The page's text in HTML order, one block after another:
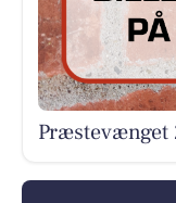
Præstevænget